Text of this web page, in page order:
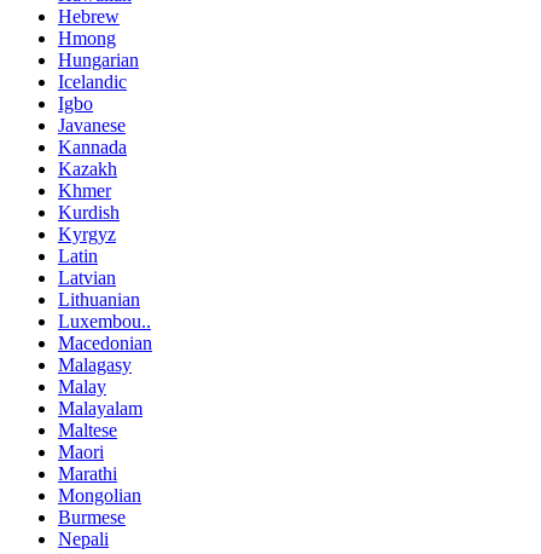
Hebrew
Hmong
Hungarian
Icelandic
Igbo
Javanese
Kannada
Kazakh
Khmer
Kurdish
Kyrgyz
Latin
Latvian
Lithuanian
Luxembou..
Macedonian
Malagasy
Malay
Malayalam
Maltese
Maori
Marathi
Mongolian
Burmese
Nepali